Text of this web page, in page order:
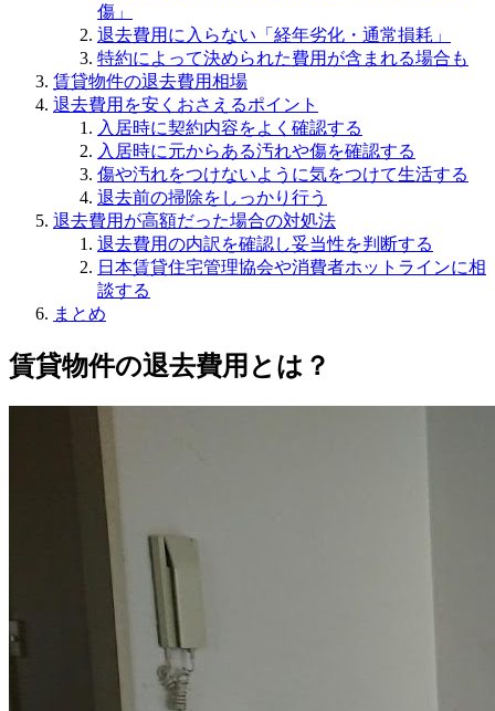
傷」
退去費用に入らない「経年劣化・通常損耗」
特約によって決められた費用が含まれる場合も
賃貸物件の退去費用相場
退去費用を安くおさえるポイント
入居時に契約内容をよく確認する
入居時に元からある汚れや傷を確認する
傷や汚れをつけないように気をつけて生活する
退去前の掃除をしっかり行う
退去費用が高額だった場合の対処法
退去費用の内訳を確認し妥当性を判断する
日本賃貸住宅管理協会や消費者ホットラインに相
談する
まとめ
賃貸物件の退去費用とは？